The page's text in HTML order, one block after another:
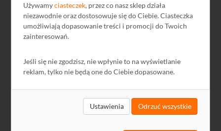
Używamyciasteczek, przez co nasz sklep działa
niezawodnie oraz dostosowuje się do Ciebie. Ciasteczka
umożliwiają dopasowanie treści i promocji do Twoich
zainteresowań.
Jeśli się nie zgodzisz, nie wpłynie to na wyświetlanie
reklam, tylko nie będą one do Ciebie dopasowane.
Ustawienia Odrzuć wszystkie
kanałowy RDP-01 Exta Free - wyprzedaż
-55%